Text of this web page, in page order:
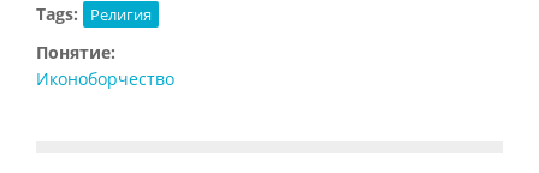
Tags: Религия
Понятие:
Иконоборчество